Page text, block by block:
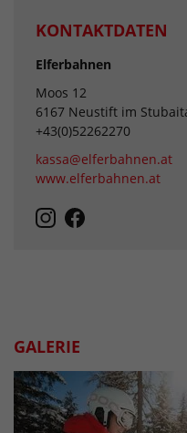
KONTAKTDATEN
Elferbahnen
Moos 12
6167 Neustift im
+43(0)52262270
kassa@elferbahnen.at
www.elferbahnen.at
GALERIE